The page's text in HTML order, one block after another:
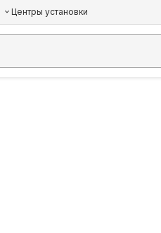
Центры установки